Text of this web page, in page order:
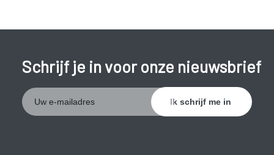
Schrijf je in voor onze nieuwsbrief